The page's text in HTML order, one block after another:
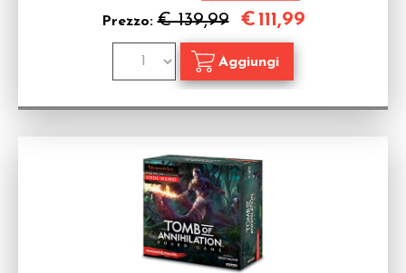
Prezzo:€ 139,99 €111,99